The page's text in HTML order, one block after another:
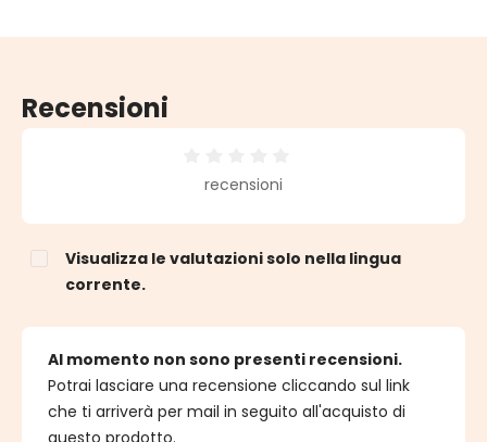
Recensioni
Valutazione media di 0 su 5 stelle
recensioni
Visualizza le valutazioni solo nella lingua
corrente.
Al momento non sono presenti recensioni.
Potrai lasciare una recensione cliccando sul link
che ti arriverà per mail in seguito all'acquisto di